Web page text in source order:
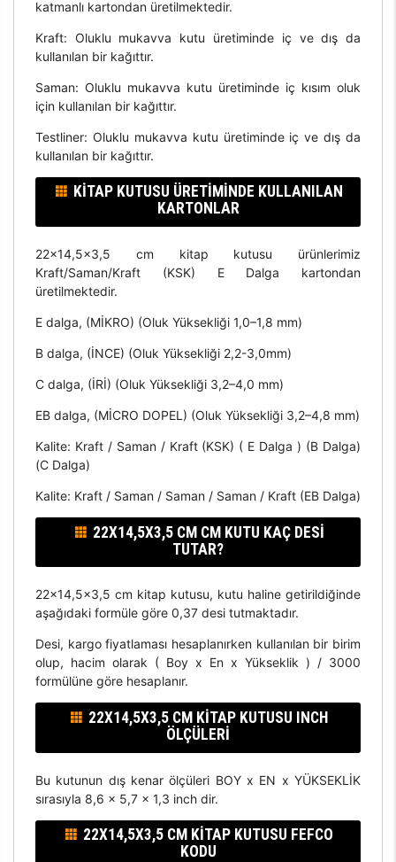
katmanlı kartondan üretilmektedir.
Kraft: Oluklu mukavva kutu üretiminde iç ve dış da
kullanılan bir kağıttır.
Saman: Oluklu mukavva kutu üretiminde iç kısım oluk
için kullanılan bir kağıttır.
Testliner: Oluklu mukavva kutu üretiminde iç ve dış da
kullanılan bir kağıttır.
KITAP KUTUSU ÜRETIMINDE KULLANILAN
KARTONLAR
22x14,5x3,5 cm kitap kutusu ürünlerimiz
Kraft/Saman/Kraft (KSK) E Dalga kartondan
üretilmektedir.
E dalga, (MİKRO) (Oluk Yüksekliği 1,0–1,8 mm)
B dalga, (İNCE) (Oluk Yüksekliği 2,2-3,0mm)
C dalga, (İRİ) (Oluk Yüksekliği 3,2–4,0 mm)
EB dalga, (MİCRO DOPEL) (Oluk Yüksekliği 3,2–4,8 mm)
Kalite: Kraft / Saman / Kraft (KSK) ( E Dalga ) (B Dalga)
(C Dalga)
Kalite: Kraft / Saman / Saman / Saman / Kraft (EB Dalga)
22X14,5X3,5 CM CM KUTU KAÇ DESI
TUTAR?
22x14,5x3,5 cm kitap kutusu, kutu haline getirildiğinde
aşağıdaki formüle göre 0,37 desi tutmaktadır.
Desi, kargo fiyatlaması hesaplanırken kullanılan bir birim
olup, hacim olarak ( Boy x En x Yükseklik ) / 3000
formülüne göre hesaplanır.
22X14,5X3,5 CM KITAP KUTUSU INCH
ÖLÇÜLERI
Bu kutunun dış kenar ölçüleri BOY x EN x YÜKSEKLİK
sırasıyla 8,6 x 5,7 x 1,3 inch dir.
22X14,5X3,5 CM KITAP KUTUSU FEFCO
KODU